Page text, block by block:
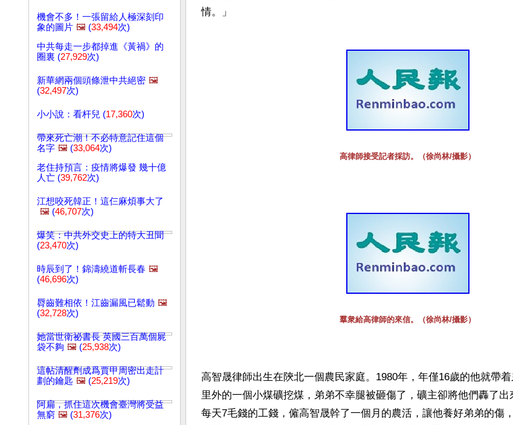
機會不多！一張留給人極深刻印
象的圖片 🖼️ (33,494次)
中共每走一步都掉進《黃禍》的
圈裏 (27,929次)
新華網兩個頭條泄中共絕密 🖼️
(32,497次)
小小說：看杆兒 (17,360次)
帶來死亡潮！不必特意記住這個
名字 🖼️ (33,064次)
老住持預言：疫情將爆發 幾十億
人亡 (39,762次)
江想咬死韓正！這仨麻煩事大了
🖼️ (46,707次)
爆笑：中共外交史上的特大丑聞
(23,470次)
時辰到了！錦濤繞道斬長春 🖼️
(46,696次)
脣齒難相依！江齒漏風已鬆動 🖼️
(32,728次)
她當世衛祕書長 英國三百萬個屍
袋不夠 🖼️ (25,938次)
這帖清醒劑成爲賈甲周密出走計
劃的鑰匙 🖼️ (25,219次)
阿扁，抓住這次機會臺灣將受益
無窮 🖼️ (31,376次)
情。」
高律師接受記者採訪。（徐尚林/攝影）
羣衆給高律師的來信。（徐尚林/攝影）
高智晟律師出生在陝北一個農民家庭。1980年，年僅16歲的他就帶
里外的一個小煤礦挖煤，弟弟不幸腿被砸傷了，礦主卻將他們轟了
每天7毛錢的工錢，僱高智晟幹了一個月的農活，讓他養好弟弟的傷